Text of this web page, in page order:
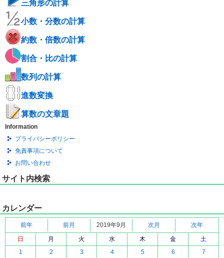
三角形の計算
小数・分数の計算
約数・倍数の計算
割合・比の計算
数列の計算
進数変換
算数の文章題
Information
プライバシーポリシー
免責事項について
お問い合わせ
サイト内検索
カレンダー
前年 前月 2019年9月 次月
次年
日
月 火 水 木 金
土
1
2 3 4 5 6 7